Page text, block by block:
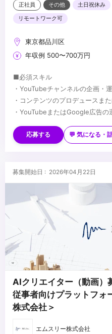
正社員 その他 土日祝休み
リモートワーク可
東京都品川区
年収例 500〜700万円
■必須スキル
・YouTubeチャンネルの企画・
・コンテンツのプロデュースま
・YouTubeまたはGoogle広告の
・動画制作や編集など、ご自身
験
...
応募する 💬 気になる・
募集開始日 : 2026年04月22日
AIクリエイター（動画）
従事者向けプラットフォ
株式会社＞
エムスリー株式会社